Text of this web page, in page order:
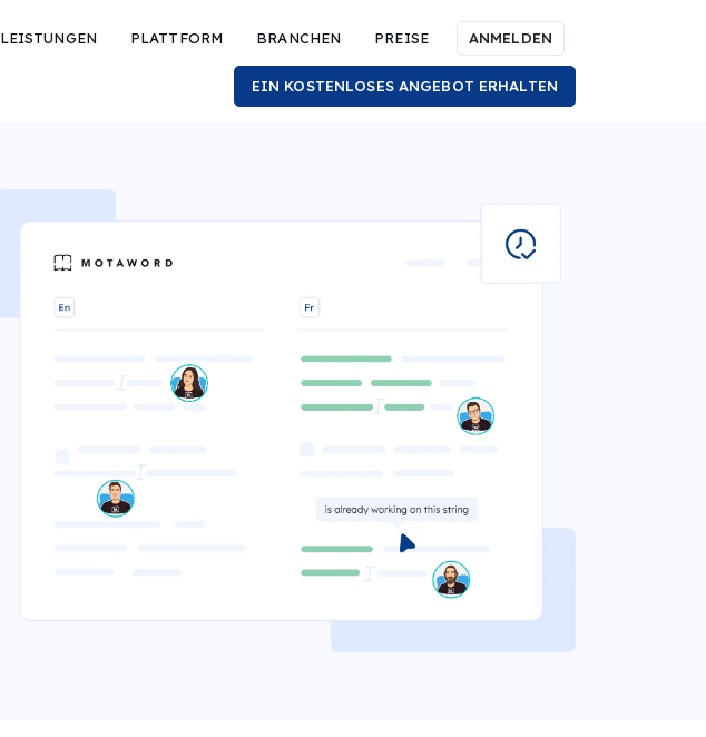
LEISTUNGEN PLATTFORM BRANCHEN PREISE ANMELDEN
EIN KOSTENLOSES ANGEBOT ERHALTEN